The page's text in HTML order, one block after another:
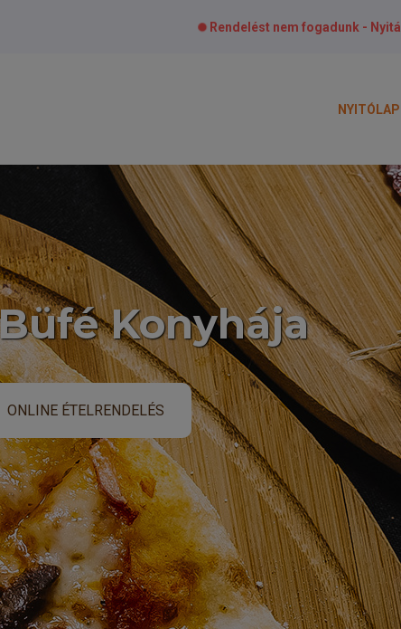
Rendelést nem fogadunk -
NYITÓLAP
Konyhája
ONLINE ÉTELRENDELÉS